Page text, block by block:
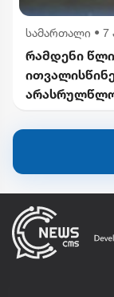
სამართალი • 7
რამდენი